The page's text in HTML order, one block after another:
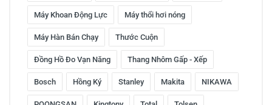
Máy Khoan Động Lực Máy thổi hơi nóng
Máy Hàn Bán Chạy Thước Cuộn
Đồng Hồ Đo Vạn Năng Thang Nhôm Gấp - Xếp
Bosch Hồng Ký Stanley Makita NIKAWA